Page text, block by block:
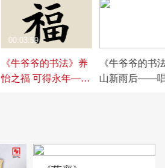
《牛爷爷的书法》养
怡之福 可得永年——
00:03:59
《牛爷爷的书
山新雨后——